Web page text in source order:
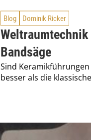
Blog Dominik Ricker
Weltraumtechnik
Bandsäge
Sind
besser als die